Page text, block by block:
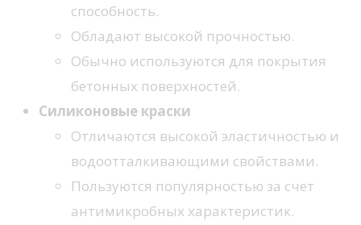
способность.
Обладают высокой прочностью.
Обычно используются для покрытия
бетонных поверхностей.
Силиконовые краски
Отличаются высокой эластичностью и
водоотталкивающими свойствами.
Пользуются популярностью за счет
антимикробных характеристик.